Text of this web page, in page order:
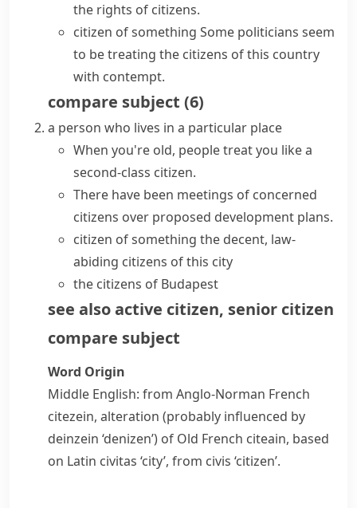
the rights of citizens.
citizen of something Some politicians seem
to be treating the citizens ofthis country
with contempt.
compare subject (6)
a person who lives in a particular place
When you're old, people treat you like a
second-class citizen.
There have been meetings of concerned
citizens over proposed development plans.
citizen of something the decent, law-
abiding citizens of this city
the citizens of Budapest
see alsoactive citizen, senior citizen
compare subject
Word Origin
Middle English: from Anglo-Norman French
citezein, alteration (probably influenced by
deinzein ‘denizen’) of Old French citeain, based
on Latin civitas ‘city’, from civis ‘citizen’.